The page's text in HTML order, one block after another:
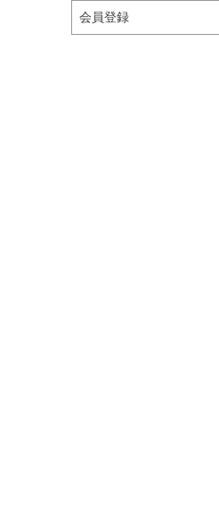
会員登録